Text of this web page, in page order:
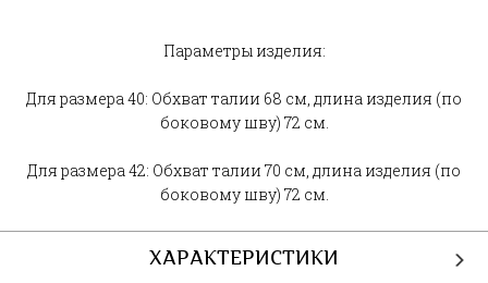
Параметры изделия:
Для размера 40: Обхват талии 68 см, длина изделия (по
боковому шву) 72 см.
Для размера 42: Обхват талии 70 см, длина изделия (по
боковому шву) 72 см.
ХАРАКТЕРИСТИКИ